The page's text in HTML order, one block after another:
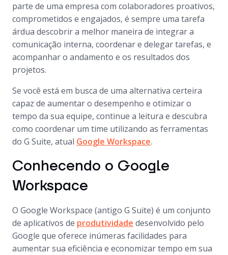
parte de uma empresa com colaboradores proativos,
comprometidos e engajados, é sempre uma tarefa
árdua descobrir a melhor maneira de integrar a
comunicação interna, coordenar e delegar tarefas, e
acompanhar o andamento e os resultados dos
projetos.
Se você está em busca de uma alternativa certeira
capaz de aumentar o desempenho e otimizar o
tempo da sua equipe, continue a leitura e descubra
como coordenar um time utilizando as ferramentas
do G Suite, atual Google Workspace.
Conhecendo o Google
Workspace
O Google Workspace (antigo G Suite) é um conjunto
de aplicativos de produtividade desenvolvido pelo
Google que oferece inúmeras facilidades para
aumentar sua eficiência e economizar tempo em sua